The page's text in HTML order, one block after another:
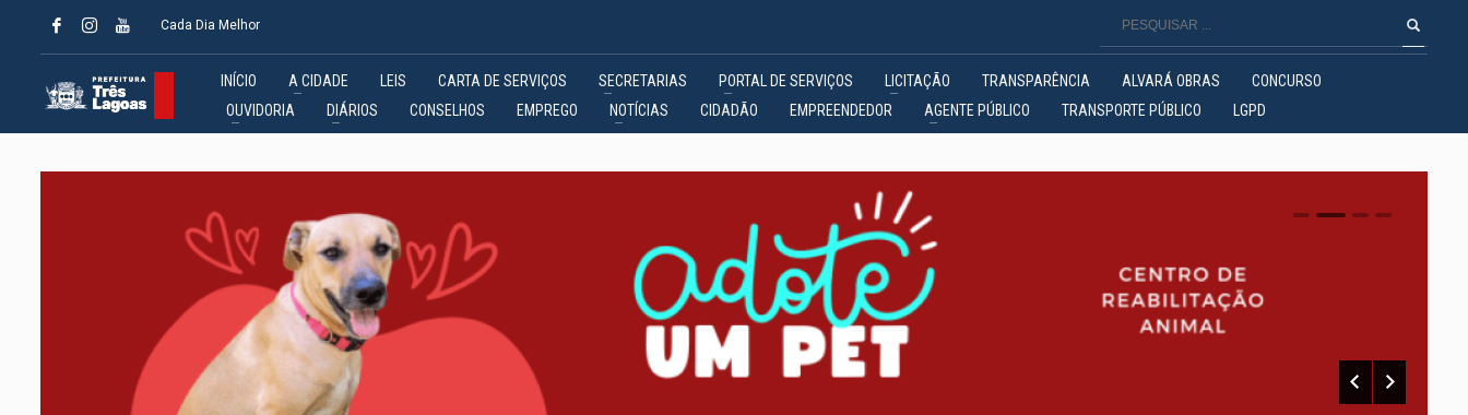
Cada Dia Melhor
INÍCIO A CIDADE LEIS CARTA DE SERVIÇOS SECRETARIAS PORTAL DE SERVIÇOS LICITAÇÃO TRANSPARÊNCIA ALVARÁ OBRAS
CONCURSO
OUVIDORIA
DIÁRIOS CONSELHOS EMPREGO NOTÍCIAS CIDADÃO EMPREENDEDOR AGENTE PÚBLICO TRANSPORTE PÚBLICO LGPD
0 1 2